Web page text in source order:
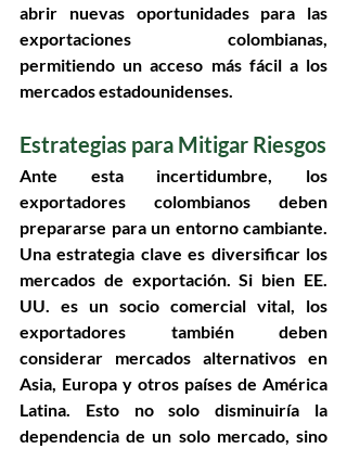
abrir nuevas oportunidades para las
exportaciones colombianas,
permitiendo un acceso más fácil a los
mercados estadounidenses.
Estrategias para Mitigar Riesgos
Ante esta incertidumbre, los
exportadores colombianos deben
prepararse para un entorno cambiante.
Una estrategia clave es diversificar los
mercados de exportación. Si bien EE.
UU. es un socio comercial vital, los
exportadores también deben
considerar mercados alternativos en
Asia, Europa y otros países de América
Latina. Esto no solo disminuiría la
dependencia de un solo mercado, sino